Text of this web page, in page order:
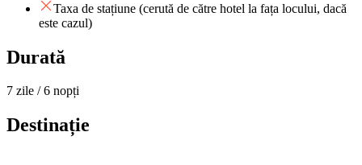
Taxa de stațiune (cerută de către hotel la fața locului, dacă
este cazul)
Durată
7 zile / 6 nopți
Destinație